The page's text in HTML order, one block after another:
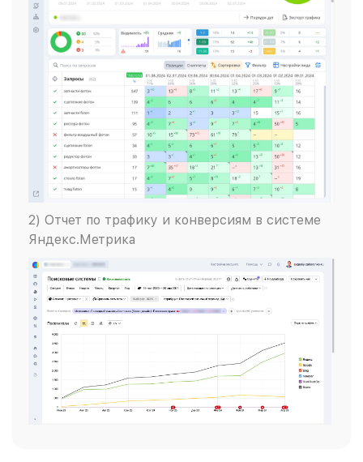
2) Отчет по трафику и конверсиям в системе
Яндекс.Метрика